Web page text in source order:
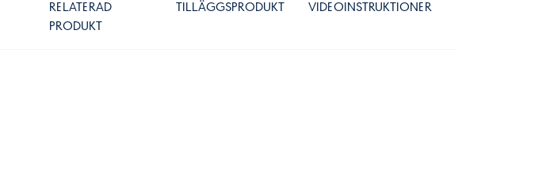
RELATERAD
PRODUKT
TILLÄGGSPRODUKT VIDEOINSTRUKTIONER